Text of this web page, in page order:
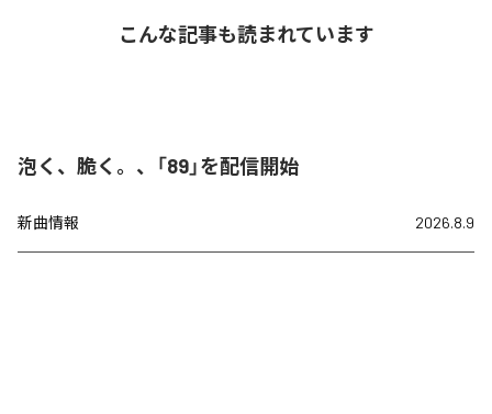
こんな記事も読まれています
泡く、脆く。、「89」を配信開始
新曲情報 2026.8.9